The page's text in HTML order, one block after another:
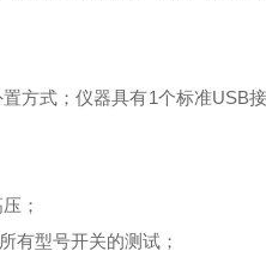
置方式；仪器具有1个标准
；
有型号开关的测试；